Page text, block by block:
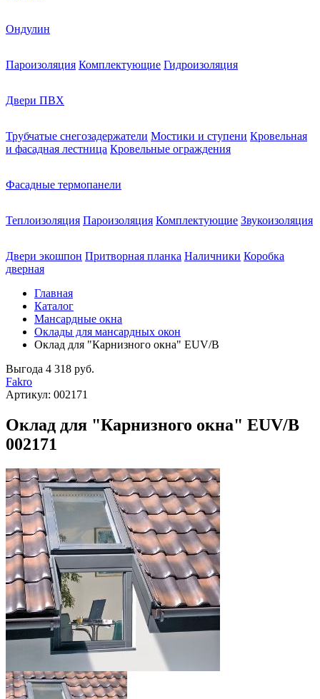
Ондулин
Пароизоляция Комплектующие Гидроизоляция
Двери ПВХ
Трубчатые снегозадержатели Мостики и ступени Кровельная
и фасадная лестница Кровельные ограждения
Фасадные термопанели
Теплоизоляция Пароизоляция Комплектующие Звукоизоляция
Двери экошпон Притворная планка Наличники Коробка
дверная
Главная
Каталог
Мансардные окна
Оклады для мансардных окон
Оклад для "Карнизного окна" EUV/B
Выгода 4 318 руб.
Fakro
Артикул: 002171
Оклад для "Карнизного окна" EUV/B
002171